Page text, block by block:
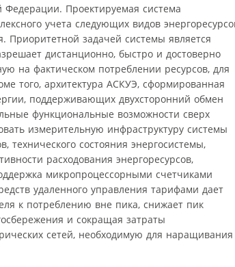
Проектируемая система
учета следующих видов
Приоритетной задачей системы является
дистанционно, быстро и достоверно
на фактическом потреблении ресурсов, для
того, архитектура АСКУЭ, сформированная
поддерживающих двухсторонний обмен
функциональные возможности сверх
измерительную инфраструктуру системы
технического состояния энергосистемы,
расходования энергоресурсов,
микропроцессорными счетчиками
удаленного управления тарифами дает
к потреблению вне пика, снижает пик
и сокращая затраты
сетей, необходимую для наращивания